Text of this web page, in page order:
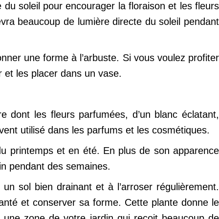
soleil pour encourager la floraison et les fleurs
beaucoup de lumière directe du soleil pendant
une forme à l’arbuste. Si vous voulez profiter
et les placer dans un vase.
dont les fleurs parfumées, d’un blanc éclatant,
utilisé dans les parfums et les cosmétiques.
printemps et en été. En plus de son apparence
pendant des semaines.
sol bien drainant et à l’arroser régulièrement.
et conserver sa forme. Cette plante donne le